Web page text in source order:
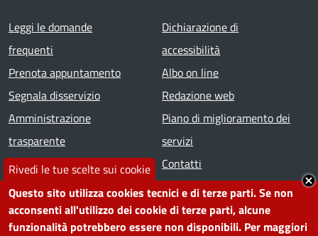
Rivedi le tue scelte sui cookie
Questo sito utilizza cookies tecnici e di terze parti. Se non
acconsenti all'utilizzo dei cookie di terze parti, alcune
funzionalità potrebbero essere non disponibili. Per maggiori
Footer menu
Leggi le domande
frequenti
Prenota appuntamento
Segnala disservizio
Amministrazione
trasparente
Note legali
Dichiarazione di
accessibilità
Albo on line
Redazione web
Piano di miglioramento dei
servizi
Contatti
SEGUICI SU